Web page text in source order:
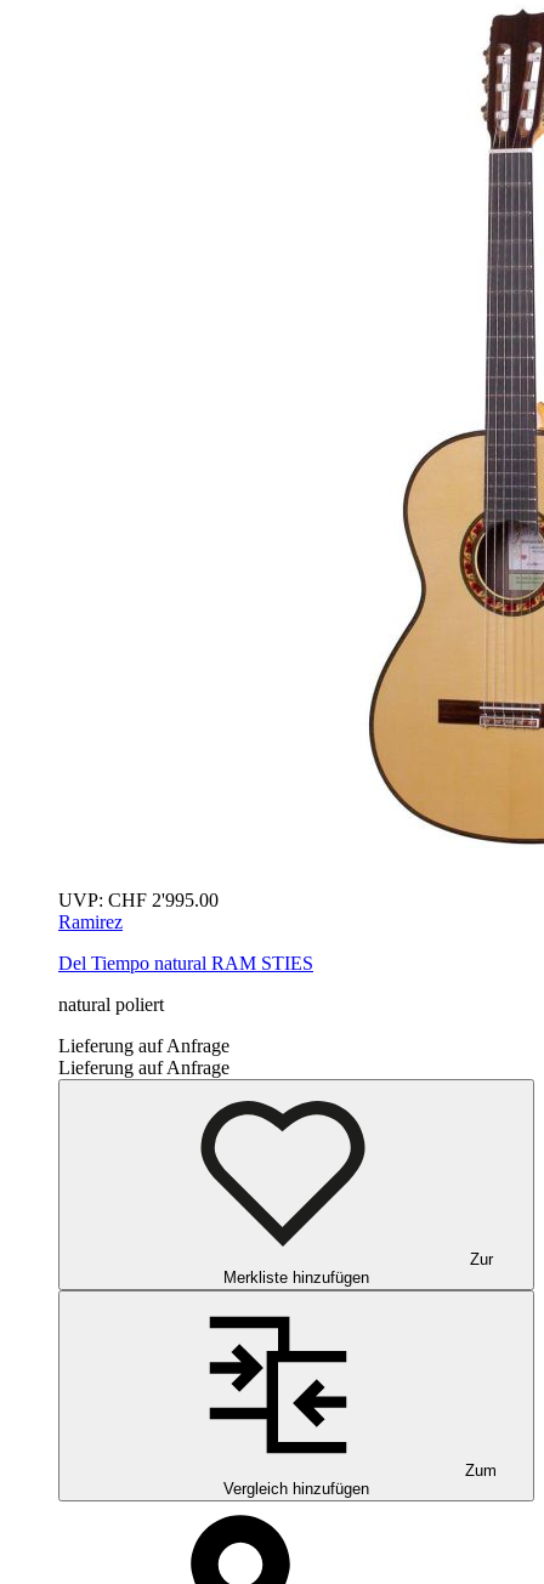
UVP: CHF 2'995.00
Ramirez
Del Tiempo natural RAM STIES
natural poliert
Lieferung auf Anfrage
Lieferung auf Anfrage
Zur
Merkliste hinzufügen
Zum
Vergleich hinzufügen